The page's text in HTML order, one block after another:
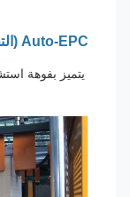
Auto-EPC (التحكم في حافة الورق)
يتميز بفوهة